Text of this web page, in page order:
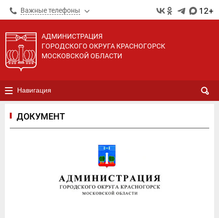
Важные телефоны 12+
АДМИНИСТРАЦИЯ
ГОРОДСКОГО ОКРУГА КРАСНОГОРСК
МОСКОВСКОЙ ОБЛАСТИ
Навигация
ДОКУМЕНТ